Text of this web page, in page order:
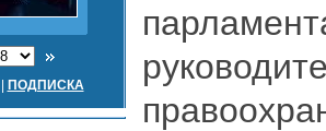
ПОДПИСКА